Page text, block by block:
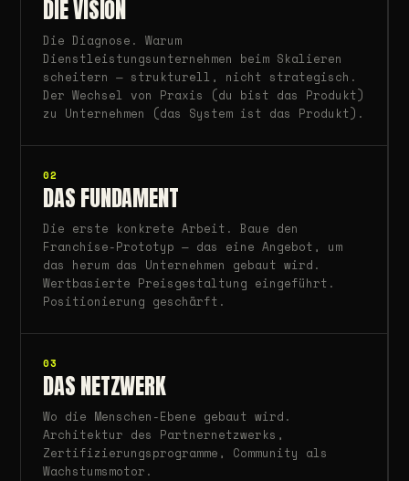
DIE VISION
Die Diagnose. Warum
Dienstleistungsunternehmen beim Skalieren
scheitern — strukturell, nicht strategisch.
Der Wechsel von Praxis (du bist das Produkt)
zu Unternehmen (das System ist das Produkt).
02
DAS FUNDAMENT
Die erste konkrete Arbeit. Baue den
Franchise-Prototyp — das eine Angebot, um
das herum das Unternehmen gebaut wird.
Wertbasierte Preisgestaltung eingeführt.
Positionierung geschärft.
03
DAS NETZWERK
Wo die Menschen-Ebene gebaut wird.
Architektur des Partnernetzwerks,
Zertifizierungsprogramme, Community als
Wachstumsmotor.